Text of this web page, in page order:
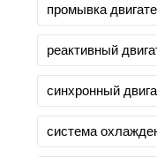
промывка
реактивный
синхронный
система